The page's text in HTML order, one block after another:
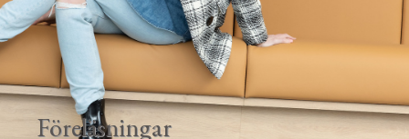
Föreläsningar